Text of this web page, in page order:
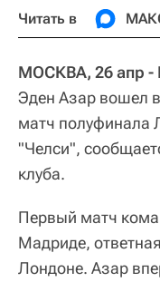
Читать в
МОСКВА, 26 апр -
Эден Азар вошел
матч полуфинала
"Челси",
клуба.
Первый матч
Мадриде,
Лондоне. Азар